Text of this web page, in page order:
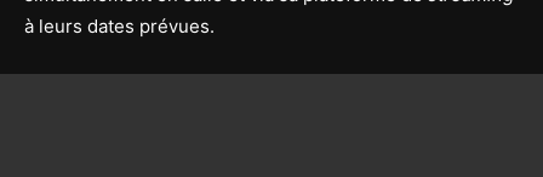
à leurs dates prévues.